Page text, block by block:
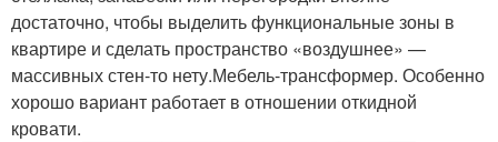
достаточно, чтобы выделить функциональные зоны в
квартире и сделать пространство «воздушнее» —
массивных стен-то нету.Мебель-трансформер. Особенно
хорошо вариант работает в отношении откидной
кровати.